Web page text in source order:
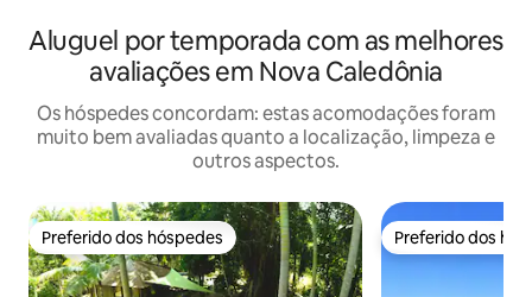
Aluguel por temporada com as melhores
avaliações em Nova Caledônia
Os hóspedes concordam: estas acomodações foram
muito bem avaliadas quanto a localização, limpeza e
outros aspectos.
Preferido dos hóspedes
Preferido dos hóspedes Preferido dos
Preferido dos